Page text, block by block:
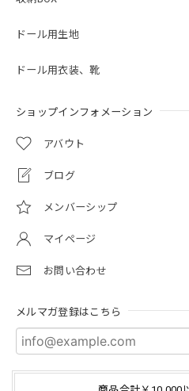
ドール用生地
ドール用衣装、靴
ショップインフォメーション
アバウト
ブログ
メンバーシップ
マイページ
お問い合わせ
メルマガ登録はこちら